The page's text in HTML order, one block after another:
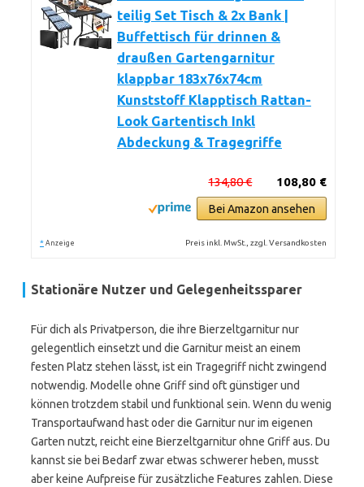
teilig Set Tisch & 2x Bank |
Buffettisch für drinnen &
draußen Gartengarnitur
klappbar 183x76x74cm
Kunststoff Klapptisch Rattan-
Look Gartentisch Inkl
Abdeckung & Tragegriffe
108,80 €
134,80 €
Bei Amazon ansehen
* Anzeige Preis inkl. MwSt., zzgl. Versandkosten
Stationäre Nutzer und Gelegenheitssparer
Für dich als Privatperson, die ihre Bierzeltgarnitur nur
gelegentlich einsetzt und die Garnitur meist an einem
festen Platz stehen lässt, ist ein Tragegriff nicht zwingend
notwendig. Modelle ohne Griff sind oft günstiger und
können trotzdem stabil und funktional sein. Wenn du wenig
Transportaufwand hast oder die Garnitur nur im eigenen
Garten nutzt, reicht eine Bierzeltgarnitur ohne Griff aus. Du
kannst sie bei Bedarf zwar etwas schwerer heben, musst
aber keine Aufpreise für zusätzliche Features zahlen. Diese